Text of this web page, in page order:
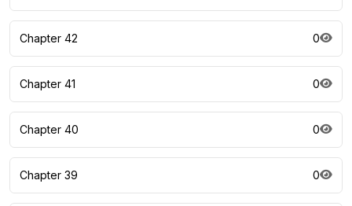
Chapter 42 0
Chapter 41 0
Chapter 40 0
Chapter 39 0